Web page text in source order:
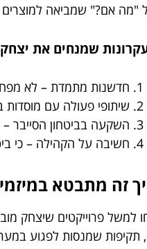
"מה אם?" שמביאה למוצרים
שמנחים את
חדשנות מתמדת – לא מפחד
שיתופי פעולה עם מוסדות
השקעה בביטחון הסייבר –
חשיבה על הקהילה – כי
זה מתבטא
למשל פרוייקטים שיצחק
תקיפות שמנסות לפגוע